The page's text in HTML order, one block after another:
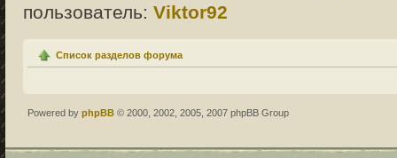
пользователь: Viktor92
Список разделов форума
Powered by phpBB © 2000, 2002, 2005, 2007 phpBB Group